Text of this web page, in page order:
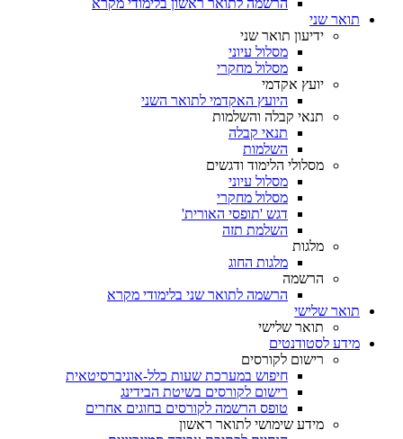
הרשמה לתואר ראשון בלימודי מקרא
תואר שני
ידיעון תואר שני
מסלול עיוני
מסלול מחקרי
יועץ אקדמי
היועץ האקדמי לתואר השני
תנאי קבלה והשלמות
תנאי קבלה
השלמות
מסלולי הלימוד ודגשים
מסלול עיוני
מסלול מחקרי
דגש 'תופסי האורית'
השלמת תזה
מלגות
מלגות החוג
הרשמה
הרשמה לתואר שני בלימודי מקרא
תואר שלישי
תואר שלישי
מידע לסטודנטים
רישום לקורסים
חיפוש במערכת שעות כלל-אוניברסיטאית
רישום לקורסים בשיטת הבידינג
טופס הרשמה לקורסים בחוגים אחרים
מידע שימושי לתואר ראשון